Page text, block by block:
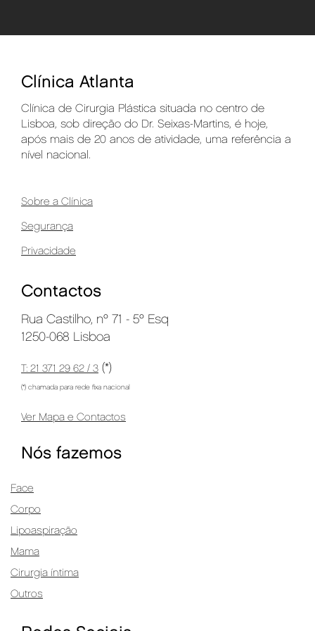
Clínica Atlanta
Clínica de Cirurgia Plástica situada no centro de
Lisboa, sob direção do Dr. Seixas-Martins, é hoje,
após mais de 20 anos de atividade, uma referência a
nível nacional.
Sobre a Clínica
Segurança
Privacidade
Contactos
Rua Castilho, nº 71 - 5º Esq
1250-068 Lisboa
T: 21 371 29 62 / 3 (*)
(*) chamada para rede fixa nacional
Ver Mapa e Contactos
Nós fazemos
Face
Corpo
Lipoaspiração
Mama
Cirurgia íntima
Outros